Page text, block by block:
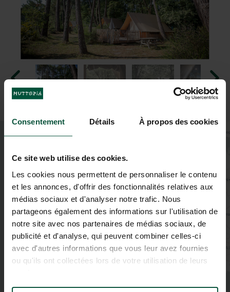
Consentement Détails À propos des cookies
Ce site web utilise des cookies.
Les cookies nous permettent de personnaliser le contenu
et les annonces, d'offrir des fonctionnalités relatives aux
médias sociaux et d'analyser notre trafic. Nous
partageons également des informations sur l'utilisation de
notre site avec nos partenaires de médias sociaux, de
publicité et d'analyse, qui peuvent combiner celles-ci
avec d'autres informations que vous leur avez fournies
ou qu'ils ont collectées lors de votre utilisation de leurs
2
+